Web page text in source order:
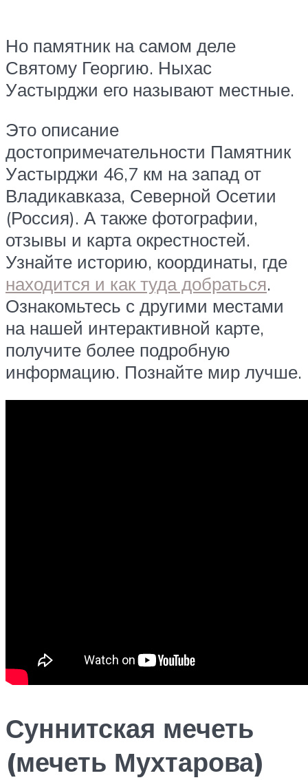
Но памятник на самом деле
Святому Георгию. Ныхас
Уастырджи его называют местные.
Это описание
достопримечательности Памятник
Уастырджи 46,7 км на запад от
Владикавказа, Северной Осетии
(Россия). А также фотографии,
отзывы и карта окрестностей.
Узнайте историю, координаты, где
находится и как туда добраться.
Ознакомьтесь с другими местами
на нашей интерактивной карте,
получите более подробную
информацию. Познайте мир лучше.
Суннитская мечеть
(мечеть Мухтарова)